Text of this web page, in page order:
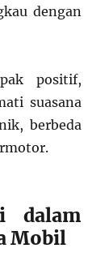
dengan
positif,
suasana
berbeda
dalam
Mobil